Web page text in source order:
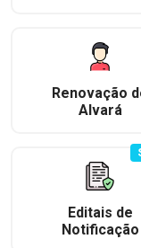
Renovação
Alvará
Editais de
Notificação